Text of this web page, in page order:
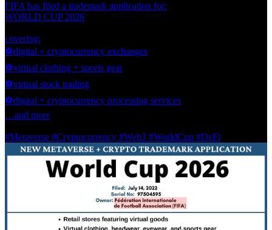
FIFA has filed a trademark application for:
WORLD CUP 2026
covering:
⚽️digital + cryptocurrency exchanges
⚽️virtual clothing + sports gear
⚽️virtual stock trading
⚽️digital + cryptocurrency processing services
…and more
#Metaverse #Cryptocurrency #Web3 #WorldCup #DeFi